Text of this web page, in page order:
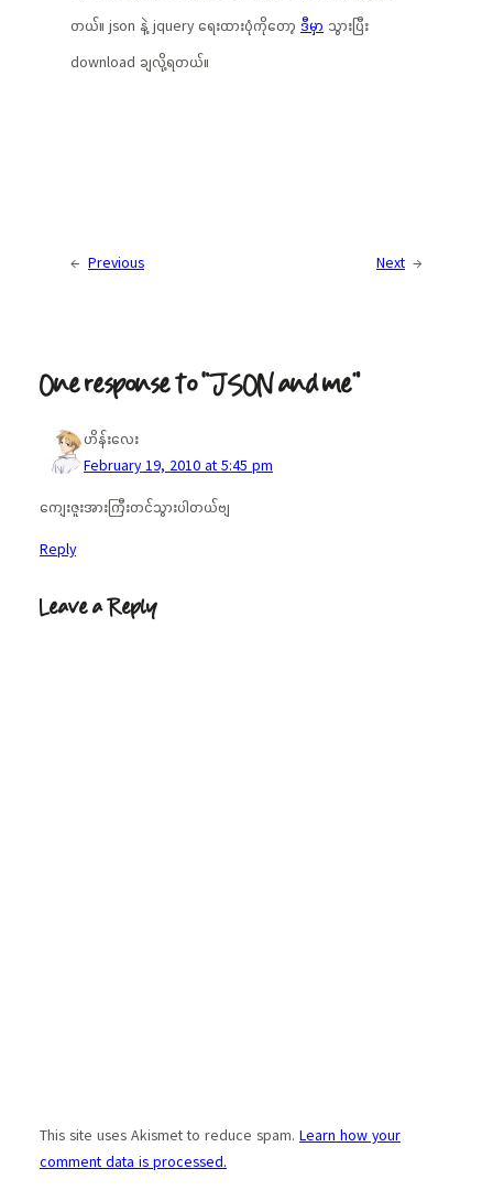
တယ်။ json နဲ့ jquery ရေးထားပုံကိုတော့ ဒီမှာ သွားပြီး
download ချလို့ရတယ်။
← Previous Next →
One response to “JSON and me”
ဟိန်းလေး
February 19, 2010 at 5:45 pm
ကျေးဇူးအားကြီးတင်သွားပါတယ်ဗျ
Reply
Leave a Reply
This site uses Akismet to reduce spam. Learn how your
comment data is processed.